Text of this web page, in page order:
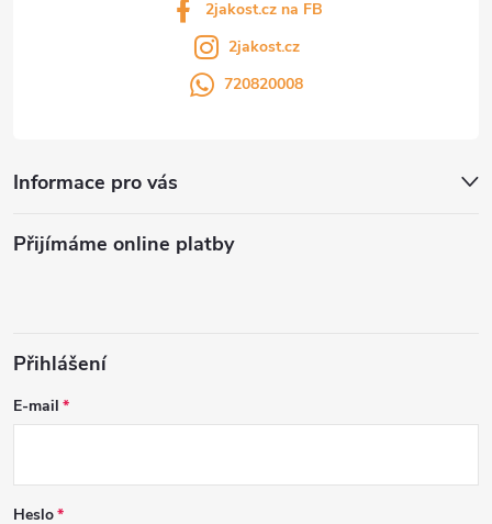
2jakost.cz na FB
2jakost.cz
720820008
Informace pro vás
Přijímáme online platby
Přihlášení
E-mail
Heslo